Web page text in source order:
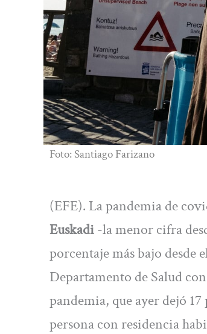
Foto: Santiago Farizano
(EFE). La pandemia de
Euskadi-la menor cifra
porcentaje más bajo desde
Departamento de Salud
pandemia, que ayer dejó
persona con residencia